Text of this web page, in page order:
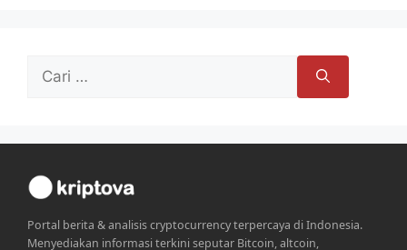
untuk:
Portal berita & analisis cryptocurrency terpercaya di Indonesia.
Menyediakan informasi terkini seputar Bitcoin, altcoin,